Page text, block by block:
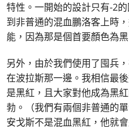
特性。一開始的設計只有-2
到非普通的混血鵬洛客上時
能，因為那是個首要顏色為
另外，由於我們使用了囤兵
在波拉斯那一邊。我相信最
是黑紅，且大家對他成為黑
勃。（我們有兩個非普通的
安戈斯不是混血黑紅，他就會